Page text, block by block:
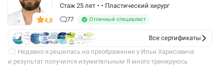
4,8
Стаж 25 лет • • Пластический хирург
77
Отличный специалист
Все сертификаты
Недавно я решилась на преображение у Ильи Харисовича
и результат получился изумительным Я много тренируюсь